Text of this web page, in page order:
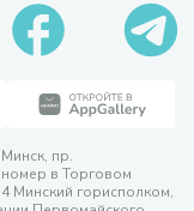
пр.
в Торговом
Минский горисполком,